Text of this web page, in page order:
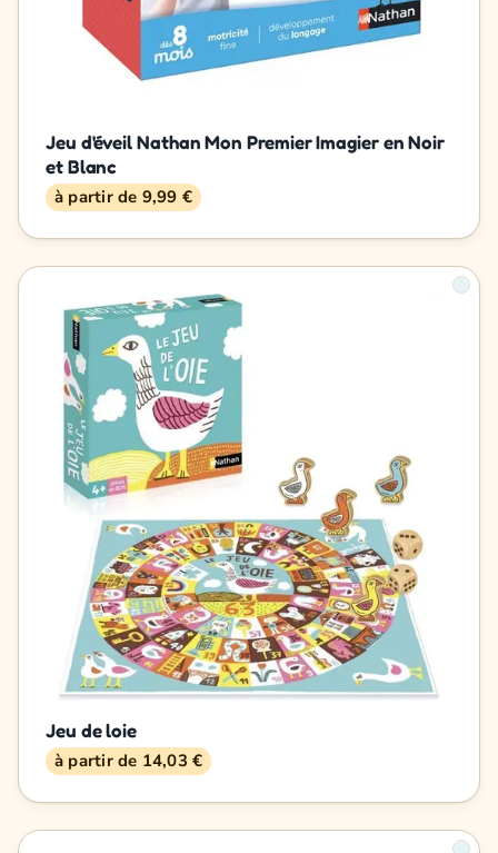
Jeu d'éveil Nathan Mon Premier Imagier en Noir
et Blanc
à partir de 9,99 €
Jeu de loie
à partir de 14,03 €